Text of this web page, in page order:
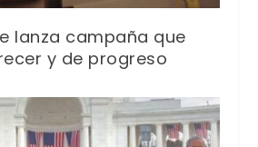
lanza campaña que
y de progreso